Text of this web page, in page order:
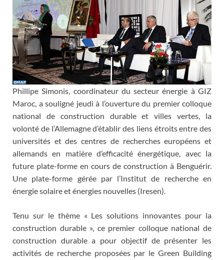
Phillipe Simonis, coordinateur du secteur énergie à GIZ
Maroc, a souligné jeudi à l’ouverture du premier colloque
national de construction durable et villes vertes, la
volonté de l’Allemagne d’établir des liens étroits entre des
universités et des centres de recherches européens et
allemands en matière d’efficacité énergétique, avec la
future plate-forme en cours de construction à Benguérir.
Une plate-forme gérée par l’Institut de recherche en
énergie solaire et énergies nouvelles (Iresen).
Tenu sur le thème « Les solutions innovantes pour la
construction durable », ce premier colloque national de
construction durable a pour objectif de présenter les
activités de recherche proposées par le Green Building